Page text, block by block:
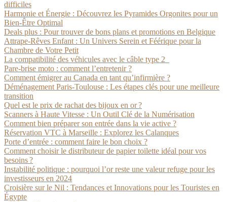
difficiles
Harmonie et Énergie : Découvrez les Pyramides Orgonites pour un
Bien-Être Optimal
Deals plus : Pour trouver de bons plans et promotions en Belgique
Attrape-Rêves Enfant : Un Univers Serein et Féérique pour la
Chambre de Votre Petit
La compatibilité des véhicules avec le câble type 2
Pare-brise moto : comment l’entretenir ?
Comment émigrer au Canada en tant qu’infirmière ?
Déménagement Paris-Toulouse : Les étapes clés pour une meilleure
transition
Quel est le prix de rachat des bijoux en or ?
Scanners à Haute Vitesse : Un Outil Clé de la Numérisation
Comment bien préparer son entrée dans la vie active ?
Réservation VTC à Marseille : Explorez les Calanques
Porte d’entrée : comment faire le bon choix ?
Comment choisir le distributeur de papier toilette idéal pour vos
besoins ?
Instabilité politique : pourquoi l’or reste une valeur refuge pour les
investisseurs en 2024
Croisière sur le Nil : Tendances et Innovations pour les Touristes en
Égypte